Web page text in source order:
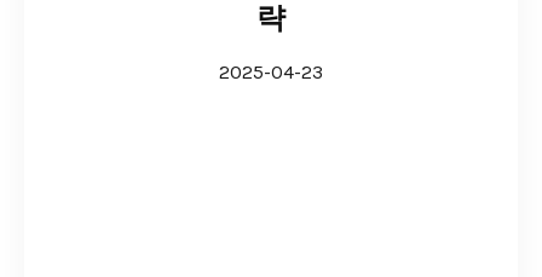
략
2025-04-23